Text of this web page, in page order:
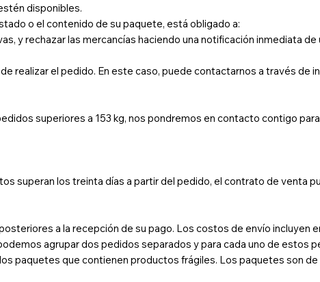
disponibles.
o el contenido de su paquete, está obligado a:
y rechazar las mercancías haciendo una notificación inmediata
realizar el pedido. En este caso, puede contactarnos a través de
superiores a 153 kg, nos pondremos en contacto contigo
superan los treinta días a partir del pedido, el contrato de venta
a la recepción de su pago. Los costos de envío incluyen
agrupar dos pedidos separados y para cada uno de estos
paquetes que contienen productos frágiles. Los paquetes son